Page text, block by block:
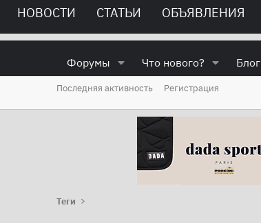
НОВОСТИ СТАТЬИ ОБЪЯВЛЕНИЯ
Форумы Что нового? Блог
Последняя активность Регистрация
Теги